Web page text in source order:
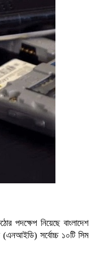
পদক্ষেপ নিয়েছে বাংলাদেশ
(এনআইডি) সর্বোচ্চ ১০টি সিম